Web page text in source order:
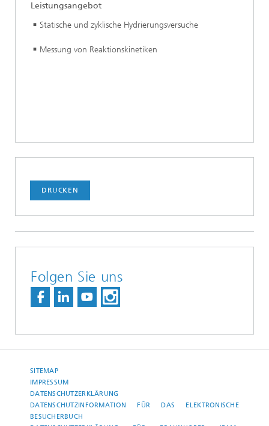
Leistungsangebot
Statische und zyklische Hydrierungsversuche
Messung von Reaktionskinetiken
DRUCKEN
Folgen Sie uns
SITEMAP
IMPRESSUM
DATENSCHUTZERKLÄRUNG
DATENSCHUTZINFORMATION FÜR DAS ELEKTRONISCHE
BESUCHERBUCH